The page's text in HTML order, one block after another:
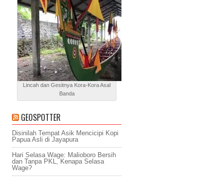
Lincah dan Gesitnya Kora-Kora Asal
Banda
GEOSPOTTER
Disinilah Tempat Asik Mencicipi Kopi
Papua Asli di Jayapura
Hari Selasa Wage: Malioboro Bersih
dan Tanpa PKL, Kenapa Selasa
Wage?